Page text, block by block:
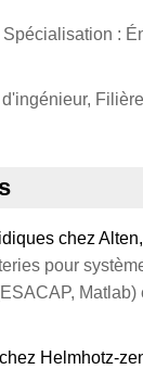
:
chez
pour
Helmhotz-